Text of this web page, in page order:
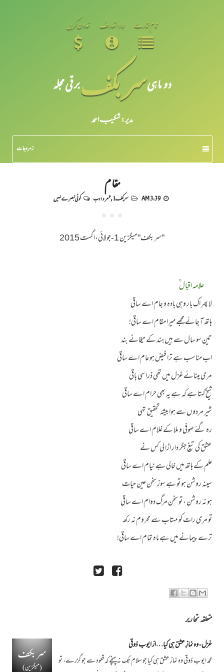
تمام شمارے ہمارا تعارف تعاون کریں
دو ماہیسر بکفبرقی مجلہ
مدیر: شکیبـ احمد
زمرہ جات
مقام
3:39 AM سربکف1 ,شعر و ادب کوئی تبصرے نہیں
"سربکف" میگزین 1-جولائی،اگست 2015
علامہ اقبال ؒ
لا پھر اک بار وہی بادہ و جام اے ساقی
ہاتھ آ جائے مجھے میرا مقام اے ساقی!
تین سو سال سے ہیں ہند کے میخانے بند
اب مناسب ہے ترا فیض ہو عام اے ساقی
مری مینائے غزل میں تھی ذرا سی باقی
شیخ کہتا ہے کہ ہے یہ بھی حرام اے ساقی
شیر مردوں سے ہوا بیشۂ تحقیق تہی
رہ گئے صوفی و ملا کے غلام اے ساقی
عشق کی تیغ جگر دار اڑا لی کس نے
علم کے ہاتھ میں خالی ہے نیام اے ساقی
سینہ روشن ہو تو ہے سوز سخن عین حیات
ہو نہ روشن ، تو سخن مرگ دوام اے ساقی
تو مری رات کو مہتاب سے محروم نہ رکھ
ترے پیمانے میں ہے ماہ تمام اے ساقی!
متعلقہ تحاریر
غزل- وہ نمازِ عشق ہی کیا…از ایوب ذوقی
محمد ایوب ذوقی وہ نمازِ عشق ہی کیا جو سلام تک نہ پہنچے کہ قعود سے جو گزرے، تو